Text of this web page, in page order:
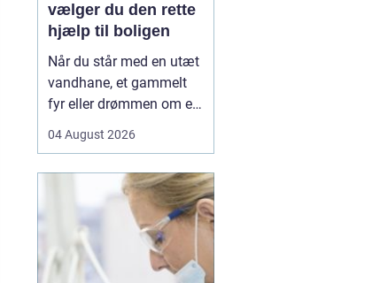
vælger du den rette
hjælp til boligen
Når du står med en utæt
vandhane, et gammelt
fyr eller drømmen om et
dygtig VVSer være
løsning og en dyr
langtidsskade. I Viborg
og omegn findes der
mange fagfolk, men
hvordan sikrer du dig, at
04 August 2026